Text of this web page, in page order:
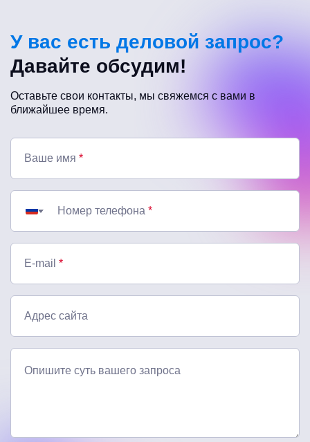
У вас есть деловой запрос?
Давайте обсудим!
Оставьте свои контакты, мы свяжемся с вами в
ближайшее время.
Ваше имя *
Номер телефона *
E-mail *
Адрес сайта
Опишите суть вашего запроса